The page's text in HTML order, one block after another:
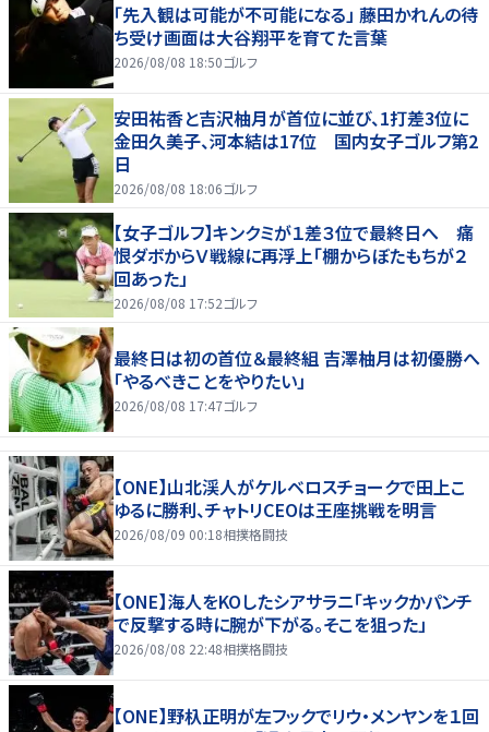
「先入観は可能が不可能になる」 藤田かれんの待
ち受け画面は大谷翔平を育てた言葉
2026/08/08 18:50ゴルフ
安田祐香と吉沢柚月が首位に並び、1打差3位に
金田久美子、河本結は17位 国内女子ゴルフ第2
日
2026/08/08 18:06ゴルフ
【女子ゴルフ】キンクミが１差３位で最終日へ 痛
恨ダボからＶ戦線に再浮上「棚からぼたもちが２
回あった」
2026/08/08 17:52ゴルフ
最終日は初の首位＆最終組 吉澤柚月は初優勝へ
「やるべきことをやりたい」
2026/08/08 17:47ゴルフ
【ONE】山北渓人がケルベロスチョークで田上こ
ゆるに勝利、チャトリCEOは王座挑戦を明言
2026/08/09 00:18相撲格闘技
【ONE】海人をKOしたシアサラニ「キックかパンチ
で反撃する時に腕が下がる。そこを狙った」
2026/08/08 22:48相撲格闘技
【ONE】野杁正明が左フックでリウ・メンヤンを１回